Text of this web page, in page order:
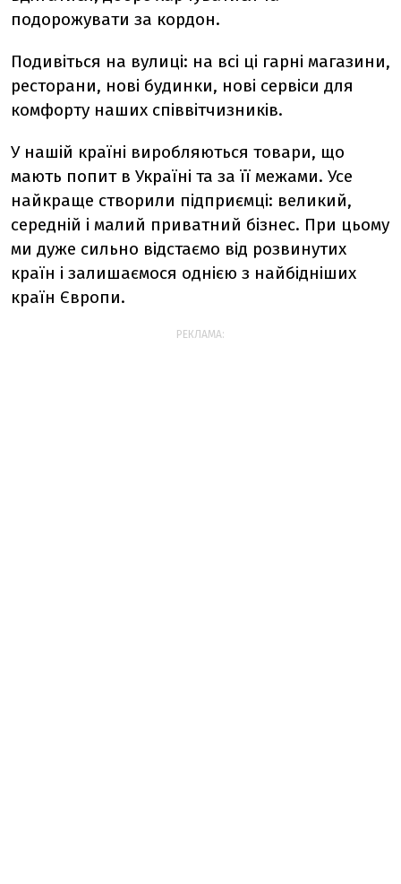
подорожувати за кордон.
Подивіться на вулиці: на всі ці гарні магазини,
ресторани, нові будинки, нові сервіси для
комфорту наших співвітчизників.
У нашій країні виробляються товари, що
мають попит в Україні та за її межами. Усе
найкраще створили підприємці: великий,
середній і малий приватний бізнес. При цьому
ми дуже сильно відстаємо від розвинутих
країн і залишаємося однією з найбідніших
країн Європи.
РЕКЛАМА: